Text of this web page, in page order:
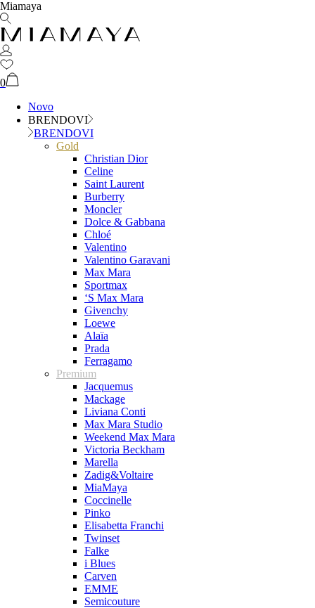
Miamaya
0
Novo
BRENDOVI
BRENDOVI
Gold
Christian Dior
Celine
Saint Laurent
Burberry
Moncler
Dolce & Gabbana
Chloé
Valentino
Valentino Garavani
Max Mara
Sportmax
‘S Max Mara
Givenchy
Loewe
Alaïa
Prada
Ferragamo
Premium
Jacquemus
Mackage
Liviana Conti
Max Mara Studio
Weekend Max Mara
Victoria Beckham
Marella
Zadig&Voltaire
MiaMaya
Coccinelle
Pinko
Elisabetta Franchi
Twinset
Falke
i Blues
Carven
EMME
Semicouture